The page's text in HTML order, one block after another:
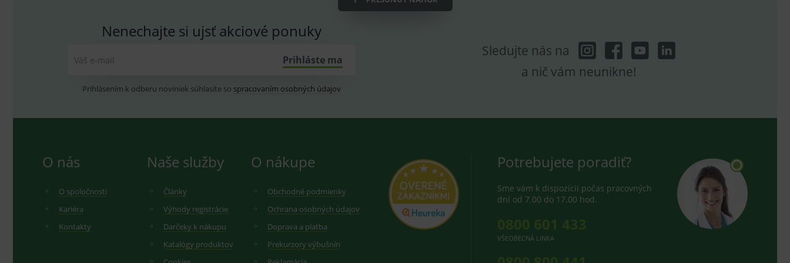
Nenechajte si ujsť akciové ponuky
Váš e-mail Prihláste ma
Prihlásením k odberu noviniek súhlasíte so spracovaním osobných údajov
Sledujte nás na
a nič vám neunikne!
O nás
O spoločnosti
Kariéra
Kontakty
Naše služby
Články
Výhody registrácie
Darčeky k nákupu
Katalógy produktov
O nákupe
Obchodné podmienky
Ochrana osobných údajov
Doprava a platba
Prekurzory výbušnín
Potrebujete poradiť?
Sme vám k dispozícii počas pracovných
dní od 7.00 do 17.00 hod.
VŠEOBECNÁ LINKA